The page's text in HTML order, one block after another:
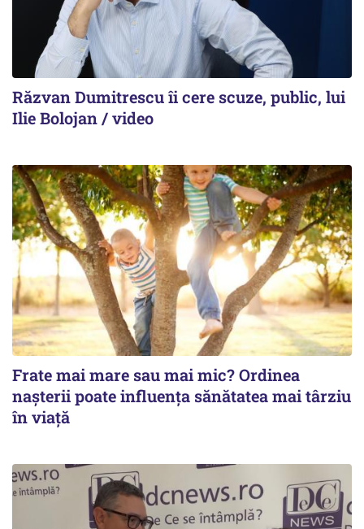
Răzvan Dumitrescu îi cere scuze, public, lui
Ilie Bolojan / video
Frate mai mare sau mai mic? Ordinea
nașterii poate influența sănătatea mai târziu
în viață